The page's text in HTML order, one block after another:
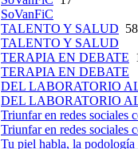
SoVanFiC
TALENTO Y SALUD 58
TALENTO Y SALUD
TERAPIA EN DEBATE
TERAPIA EN DEBATE
DEL LABORATORIO
DEL LABORATORIO
Triunfar en redes sociales
Triunfar en redes sociales
Tu piel habla, la podología